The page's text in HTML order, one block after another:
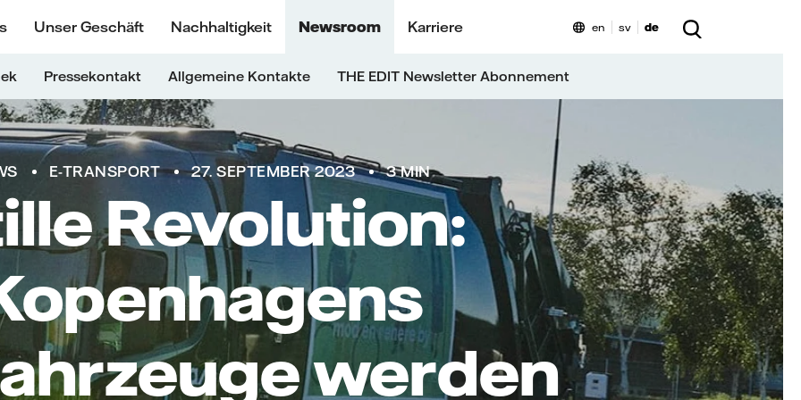
Unser Geschäft Nachhaltigkeit Newsroom Karriere
Pressekontakt Allgemeine Kontakte THE EDIT Newsletter Abonnement
en sv de
E-TRANSPORT 27. SEPTEMBER 2023 3 MIN
Revolution:
werden